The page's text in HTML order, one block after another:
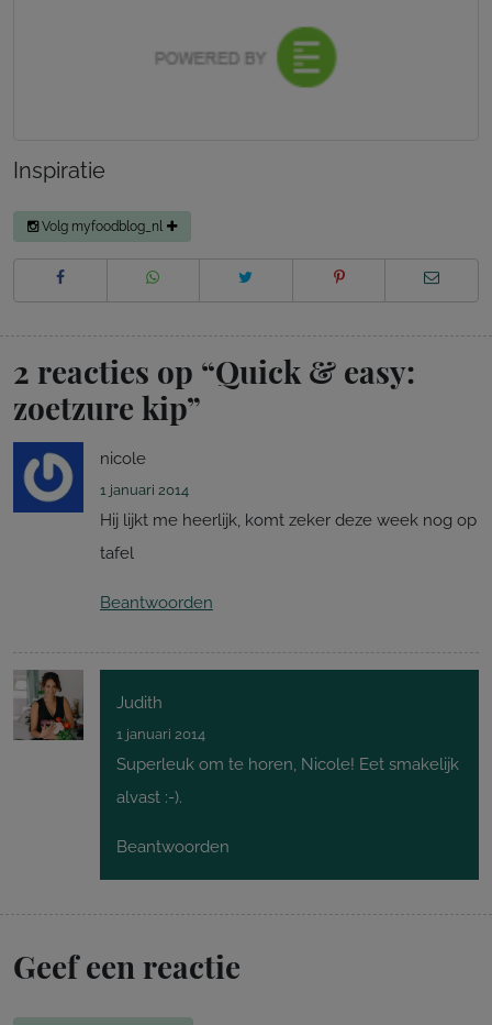
Inspiratie
Volg myfoodblog_nl
2 reacties op “Quick & easy:
zoetzure kip”
nicole
1 januari 2014
Hij lijkt me heerlijk, komt zeker deze week nog op
tafel
Beantwoorden
Judith
1 januari 2014
Superleuk om te horen, Nicole! Eet smakelijk
alvast :-).
Beantwoorden
Geef een reactie